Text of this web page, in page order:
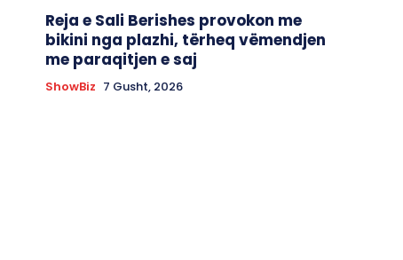
Reja e Sali Berishes provokon me
bikini nga plazhi, tërheq vëmendjen
me paraqitjen e saj
ShowBiz 7 Gusht, 2026